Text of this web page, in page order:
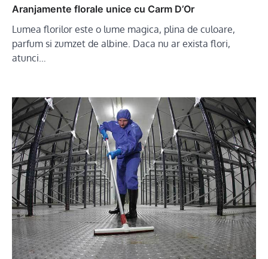
Aranjamente florale unice cu Carm D’Or
Lumea florilor este o lume magica, plina de culoare,
parfum si zumzet de albine. Daca nu ar exista flori,
atunci…